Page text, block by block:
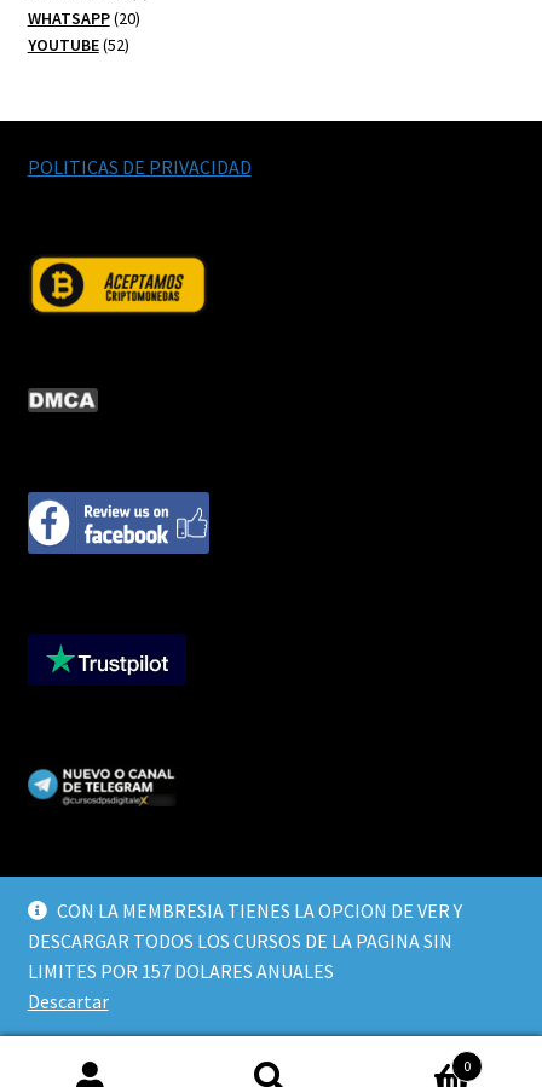
CON LA MEMBRESIA TIENES LA OPCION DE VER Y
DESCARGAR TODOS LOS CURSOS DE LA PAGINA SIN
LIMITES POR 157 DOLARES ANUALES
Descartar
WHATSAPP 2020
YOUTUBE 5252
POLITICAS DE PRIVACIDAD
© CURSOS DIGITALEX 2026
TERMINOS Y CONDICIONES
Built with WooCommerce
0